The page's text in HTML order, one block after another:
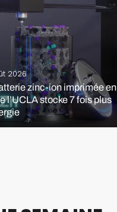
2026
zinc-ion imprimée en
l’UCLA stocke 7 fois plus